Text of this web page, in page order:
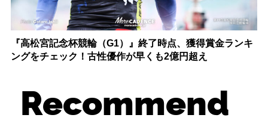
『高松宮記念杯競輪（G1）』終了時点、獲得賞金ランキ
ングをチェック！古性優作が早くも2億円超え
Recommend